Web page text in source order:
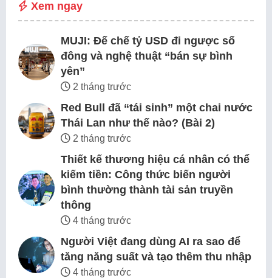
Xem ngay
MUJI: Đế chế tỷ USD đi ngược số
đông và nghệ thuật “bán sự bình
yên”
2 tháng trước
Red Bull đã “tái sinh” một chai nước
Thái Lan như thế nào? (Bài 2)
2 tháng trước
Thiết kế thương hiệu cá nhân có thể
kiếm tiền: Công thức biến người
bình thường thành tài sản truyền
thông
4 tháng trước
Người Việt đang dùng AI ra sao để
tăng năng suất và tạo thêm thu nhập
4 tháng trước